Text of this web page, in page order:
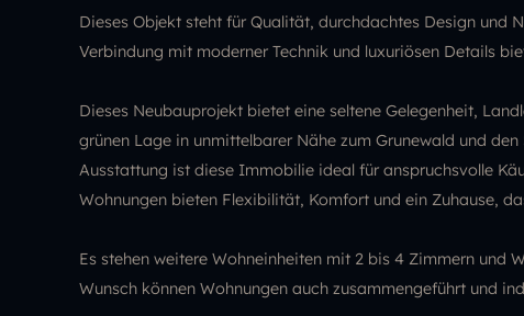
Dieses Objekt steht für Qualität, durchdachtes Design und
Verbindung mit moderner Technik und luxuriösen Details
Dieses Neubauprojekt bietet eine seltene Gelegenheit,
grünen Lage in unmittelbarer Nähe zum Grunewald und
Ausstattung ist diese Immobilie ideal für anspruchsvolle
Wohnungen bieten Flexibilität, Komfort und ein Zuhause,
Es stehen weitere Wohneinheiten mit 2 bis 4 Zimmern und
Wunsch können Wohnungen auch zusammengeführt und